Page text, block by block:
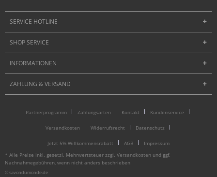
SERVICE HOTLINE
SHOP SERVICE
INFORMATIONEN
ZAHLUNG & VERSAND
Partnerprogramm Zahlungsarten Kontakt Kundenservice
Versandkosten Widerrufsrecht Datenschutz
Jetzt 5% Willkommensrabatt AGB
Impressum
* Alle Preise inkl. gesetzl. Mehrwertsteuer zzgl. Versandkosten und ggf.
Nachnahmegebühren, wenn nicht anders beschrieben
© savondumonde.de